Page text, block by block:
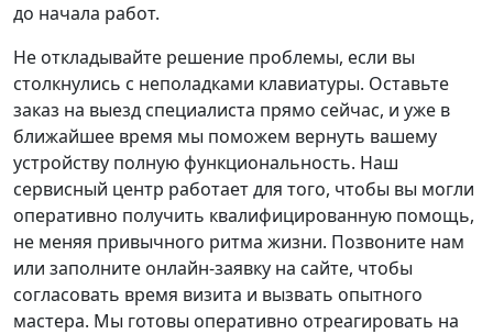
до начала работ.
Не откладывайте решение проблемы, если вы
столкнулись с неполадками клавиатуры. Оставьте
заказ на выезд специалиста прямо сейчас, и уже в
ближайшее время мы поможем вернуть вашему
устройству полную функциональность. Наш
сервисный центр работает для того, чтобы вы могли
оперативно получить квалифицированную помощь,
не меняя привычного ритма жизни. Позвоните нам
или заполните онлайн-заявку на сайте, чтобы
согласовать время визита и вызвать опытного
мастера. Мы готовы оперативно отреагировать на